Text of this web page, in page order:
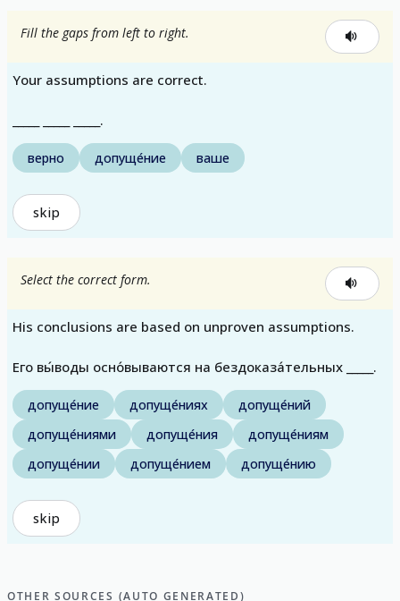
Fill the gaps from left to right.
Your assumptions are correct.
_____ _____ _____.
верно допуще́ние ваше
skip
Select the correct form.
His conclusions are based on unproven assumptions.
Его вы́воды осно́вываются на бездоказа́тельных _____.
допуще́ние допуще́ниях
допуще́ний
допуще́ниями
допуще́ния
допуще́ниям
допуще́нии
допуще́нием допуще́нию
skip
OTHER SOURCES (AUTO GENERATED)